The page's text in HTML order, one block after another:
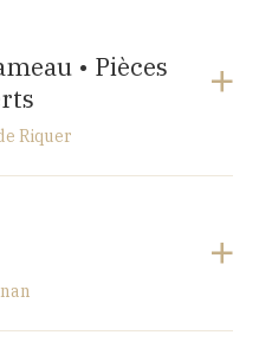
• Pièces
Riquer